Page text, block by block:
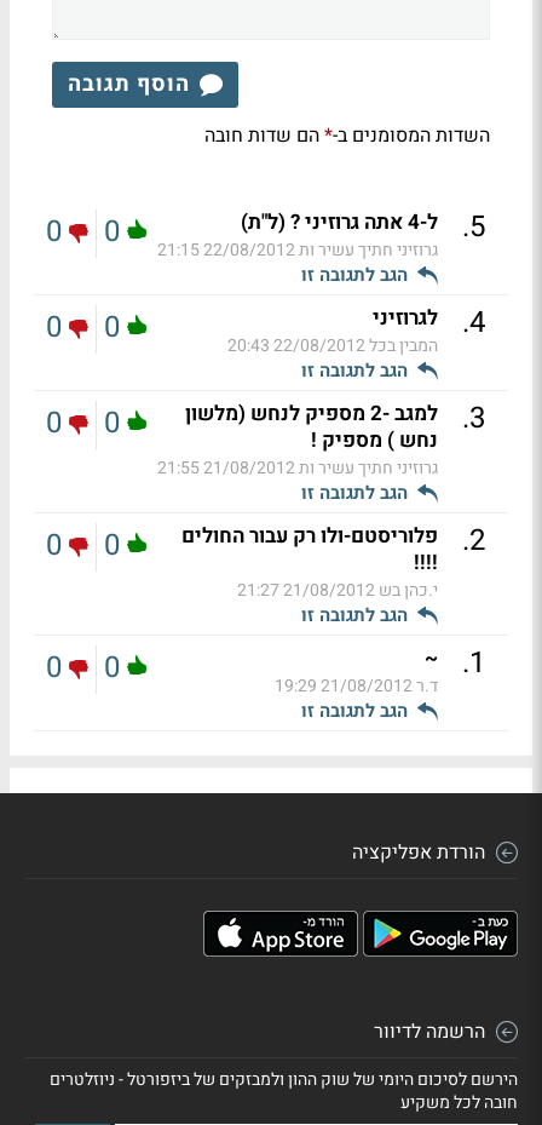
הוסף תגובה
השדות המסומנים ב-*הם שדות חובה
5
. ל-4 אתה גרוזיני ? (ל"ת)
גרוזיני חתיך עשיר ות22/08/2012 21:15
הגב לתגובה זו
0
0
4
. לגרוזיני
המבין בכל22/08/2012 20:43
הגב לתגובה זו
0
0
3
.
למגב -2 מספיק לנחש (מלשון
נחש ) מספיק !
גרוזיני חתיך עשיר ות21/08/2012 21:55
הגב לתגובה זו
0
0
2
.
פלוריסטם-ולו רק עבור החולים
!!!!
י.כהן בש21/08/2012 21:27
הגב לתגובה זו
0
0
1
.
~
ד.ר21/08/2012 19:29
הגב לתגובה זו
0
0
הורדת אפליקציה
הרשמה לדיוור
הירשם לסיכום היומי של שוק ההון ולמבזקים של ביזפורטל - ניוזלטרים
חובה לכל משקיע